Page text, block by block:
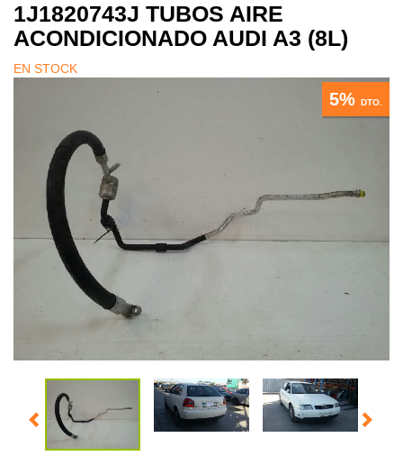
1J1820743J TUBOS AIRE
ACONDICIONADO AUDI A3 (8L)
EN STOCK
5% DTO.